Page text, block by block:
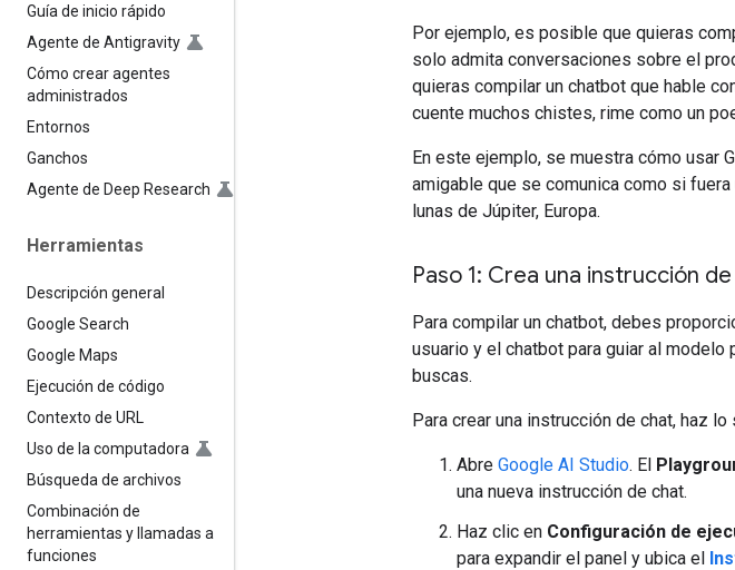
Guía de inicio rápido
Agente de Antigravity
Cómo crear agentes
administrados
Entornos
Ganchos
Agente de Deep Research
Herramientas
Descripción general
Google Search
Google Maps
Ejecución de código
Contexto de URL
Uso de la computadora
Búsqueda de archivos
Combinación de
herramientas y llamadas a
funciones
Por ejemplo, es posible que quieras
solo admita conversaciones sobre el
quieras compilar un chatbot que hable
cuente muchos chistes, rime como un
En este ejemplo, se muestra cómo usar
amigable que se comunica como si
lunas de Júpiter, Europa.
Paso 1: Crea una instrucción
Para compilar un chatbot, debes
usuario y el chatbot para guiar al
buscas.
Para crear una instrucción de chat, haz lo
Abre Google AI Studio. El
una nueva instrucción de chat.
Haz clic en Configuración de
para expandir el panel y ubica el